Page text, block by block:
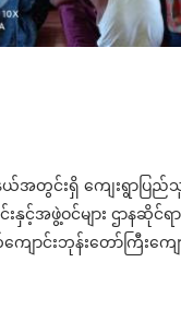
နယ်အတွင်းရှိ ကျေးရွာပ
င်းနှင့်အဖွဲ့ဝင်များ ဌာန
ောင်းဘုန်းတော်ကြီးကျ